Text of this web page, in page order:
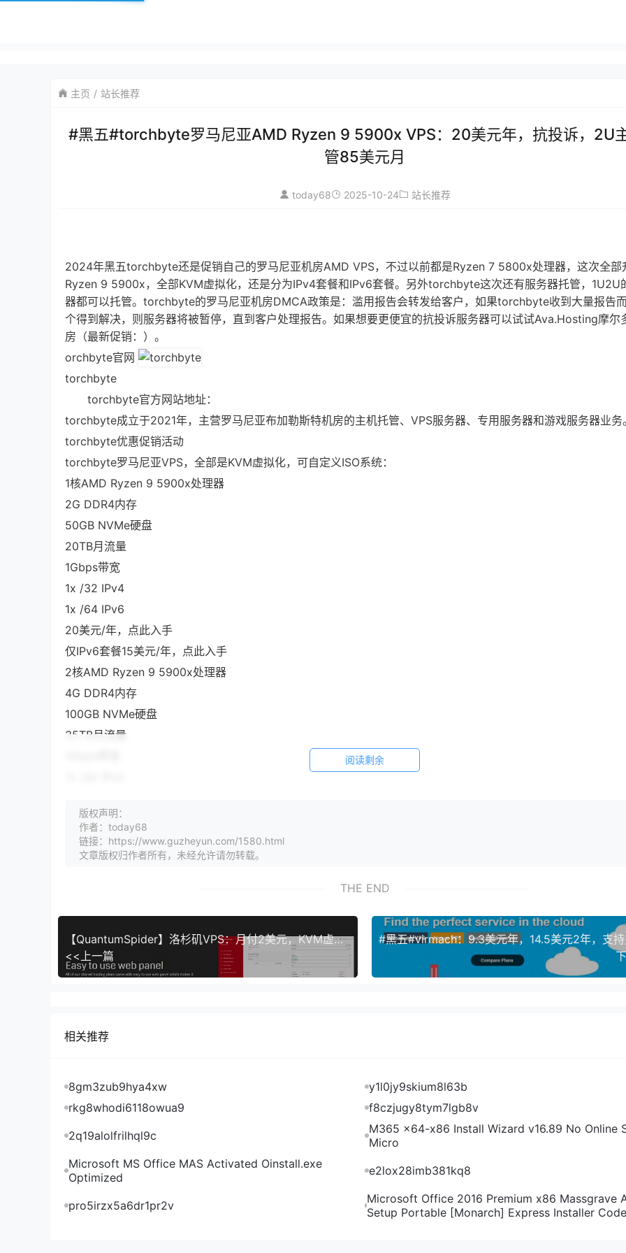
主页 站长推荐
#黑五#torchbyte罗马尼亚AMD Ryzen 9 5900x VPS：20美元年，抗投诉，2U
管85美元月
today68 2025-10-24 站长推荐
2024年黑五torchbyte还是促销自己的罗马尼亚机房AMD VPS，不过以前都是Ryzen 7 5800x处理器，这次全部
Ryzen 9 5900x，全部KVM虚拟化，还是分为IPv4套餐和IPv6套餐。另外torchbyte这次还有服务器托管，1U2U
器都可以托管。torchbyte的罗马尼亚机房DMCA政策是：滥用报告会转发给客户，如果torchbyte收到大量报告
个得到解决，则服务器将被暂停，直到客户处理报告。如果想要更便宜的抗投诉服务器可以试试Ava.Hosting摩尔
房（最新促销：）。
orchbyte官网
torchbyte
torchbyte官方网站地址：
torchbyte成立于2021年，主营罗马尼亚布加勒斯特机房的主机托管、VPS服务器、专用服务器和游戏服务器业务。
torchbyte优惠促销活动
torchbyte罗马尼亚VPS，全部是KVM虚拟化，可自定义ISO系统：
1核AMD Ryzen 9 5900x处理器
2G DDR4内存
50GB NVMe硬盘
20TB月流量
1Gbps带宽
1x /32 IPv4
1x /64 IPv6
20美元/年，点此入手
仅IPv6套餐15美元/年，点此入手
2核AMD Ryzen 9 5900x处理器
4G DDR4内存
100GB NVMe硬盘
35TB月流量
40美元/年，点此入手
仅IPv6套餐30美元/年，点此入手
以上为获赠5TB月流量后的流量，如果流量够用就不用申请获赠流量了。需要这5TB月流量的朋友可以点此在LET
2x 1GBit/s上行链路
含200W / 300W使用量
针对最流行协议（包括游戏服务器）的DDoS 保护
10x /32 IPv4地址
价格（1U，含 200W）：65美元/月，点此入手
价格（2U，含 300W）：85美元/月，点此入手
torchbyte机房测试
阅读剩余
版权声明：
作者：today68
链接：https://www.guzheyun.com/1580.html
文章版权归作者所有，未经允许请勿转载。
THE END
【QuantumSpider】洛杉矶VPS：月付2美元，KVM虚拟化，可选windows系统，250G大硬盘VPS月付7美元起
<<上一篇
相关推荐
8gm3zub9hya4xw
y1l0jy9skium8l63b
rkg8whodi6118owua9
f8czjugy8tym7lgb8v
2q19alolfrilhql9c
M365 x64-x86 Install Wizard v16.89 No Online
Micro
Microsoft MS Office MAS Activated Oinstall.exe
Optimized
e2lox28imb381kq8
pro5irzx5a6dr1pr2v
Microsoft Office 2016 Premium x86 Massgrave
Setup Portable [Monarch] Express Installer Code